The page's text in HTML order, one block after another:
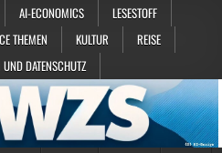
AI-ECONOMICS
LESESTOFF
THEMEN KULTUR
REISE
DATENSCHUTZ